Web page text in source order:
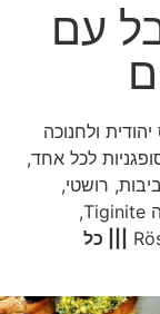
עם
ולחנוכה
לכל אחד,
רושטי,
אוליהבולן Olibollen, טיגיניטה Tiginite,
||| כל